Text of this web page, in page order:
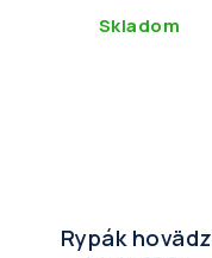
Skladom
Rypák